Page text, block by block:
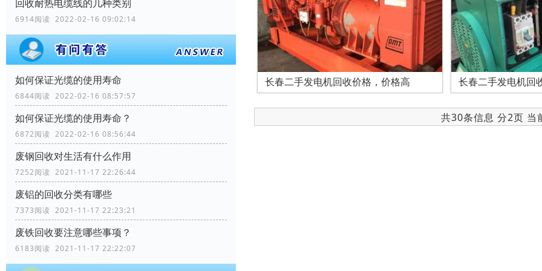
回收耐热电缆线的几种类别
6914阅读 2022-02-16 09:02:14
如何保证光缆的使用寿命
6844阅读 2022-02-16 08:57:57
如何保证光缆的使用寿命？
6872阅读 2022-02-16 08:56:44
废钢回收对生活有什么作用
7252阅读 2021-11-17 22:26:44
废铝的回收分类有哪些
7373阅读 2021-11-17 22:23:21
废铁回收要注意哪些事项？
6183阅读 2021-11-17 22:22:07
长春二手发电机回收价格，价格高 长春二手发电机回
共30条信息 分2页